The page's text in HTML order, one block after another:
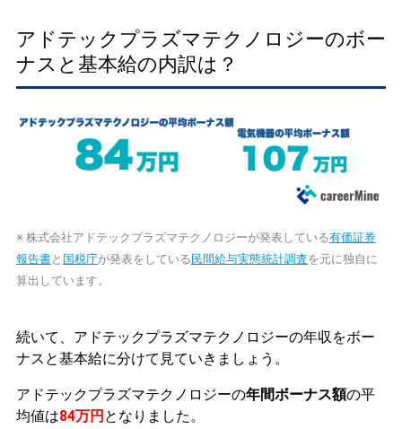
アドテックプラズマテクノロジーのボー
ナスと基本給の内訳は？
※ 株式会社アドテックプラズマテクノロジーが発表している有価証券
報告書と 国税庁が発表をしている 民間給与実態統計調査を元に独自に
算出しています。
続いて、アドテックプラズマテクノロジーの年収をボー
ナスと基本給に分けて見ていきましょう。
アドテックプラズマテクノロジーの年間ボーナス額の平
均値は84万円 となりました。